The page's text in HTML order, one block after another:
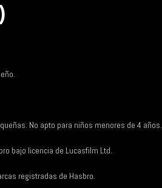
No apto para niños menores de 4 años.
bajo licencia de Lucasfilm Ltd.
registradas de Hasbro.